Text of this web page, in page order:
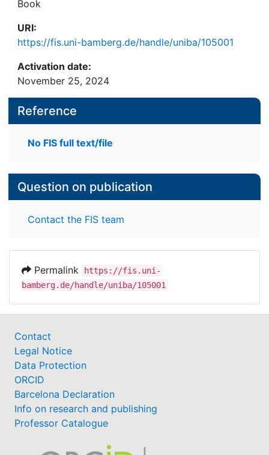
Book
URI:
https://fis.uni-bamberg.de/handle/uniba/105001
Activation date:
November 25, 2024
Reference
No FIS full text/file
Question on publication
Contact the FIS team
Permalink
https://fis.uni-
bamberg.de/handle/uniba/105001
Contact
Legal Notice
Data Protection
ORCID
Barcelona Declaration
Info on research and publishing
Professor Catalogue